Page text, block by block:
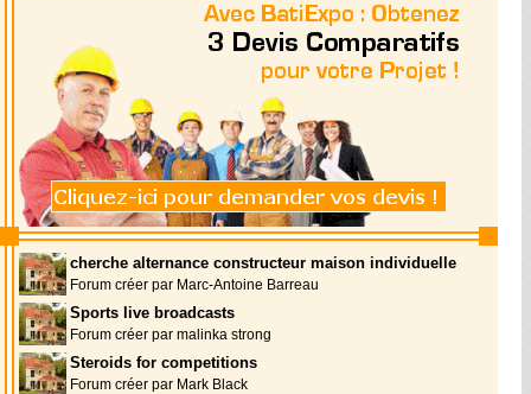
cherche alternance constructeur maison individuelle
Forum créer par Marc-Antoine Barreau
Sports live broadcasts
Forum créer par malinka strong
Steroids for competitions
Forum créer par Mark Black